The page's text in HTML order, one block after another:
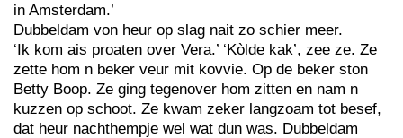
in Amsterdam.’
Dubbeldam von heur op slag nait zo schier meer.
‘Ik kom ais proaten over Vera.’ ‘Kòlde kak’, zee ze. Ze
zette hom n beker veur mit kovvie. Op de beker ston
Betty Boop. Ze ging tegenover hom zitten en nam n
kuzzen op schoot. Ze kwam zeker langzoam tot besef,
dat heur nachthempje wel wat dun was. Dubbeldam